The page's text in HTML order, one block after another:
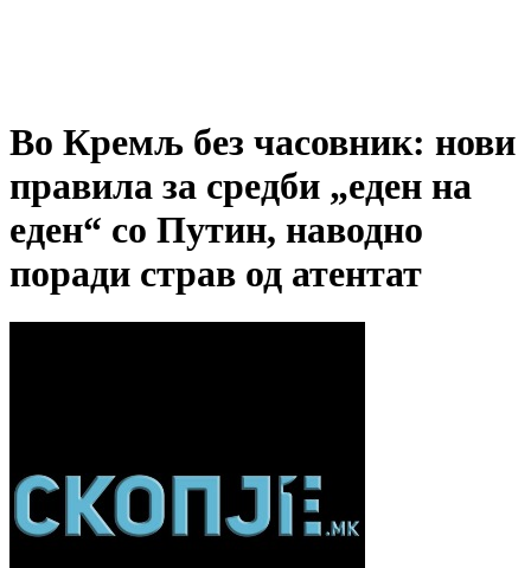
Во Кремљ без часовник: нови
правила за средби „еден на
еден“ со Путин, наводно
поради страв од атентат